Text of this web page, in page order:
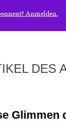
Anmelden.
DES
Glimmen